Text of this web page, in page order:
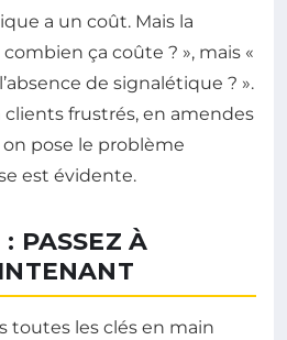
a un coût. Mais la
ça coûte ? », mais «
de signalétique ? ».
frustrés, en amendes
pose le problème
est évidente.
PASSEZ À
toutes les clés en main